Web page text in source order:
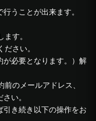
うことが出来ます。
す。
さい。
必要となります。）解
のメールアドレス、
い。
き続き以下の操作をお